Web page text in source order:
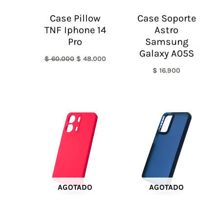
Case Pillow
TNF Iphone 14
Pro
$60.000 $ 48.000
Case Soporte
Astro
Samsung
Galaxy A05S
$ 16.900
AGOTADO AGOTADO